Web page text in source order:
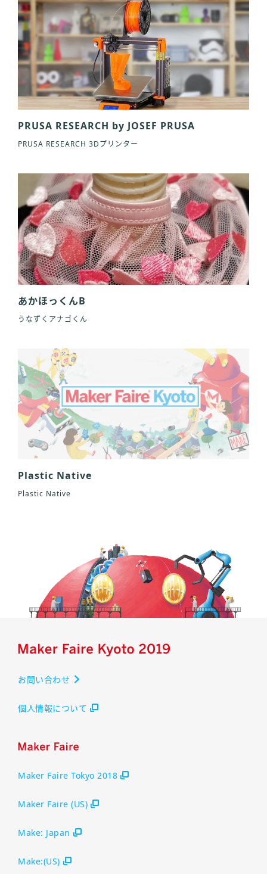
PRUSA RESEARCH by JOSEF PRUSA
PRUSA RESEARCH 3Dプリンター
あかほっくんB
うなずくアナゴくん
Plastic Native
Plastic Native
お問い合わせ
個人情報について
Maker Faire Tokyo 2018
Maker Faire (US)
Make: Japan
Make:(US)